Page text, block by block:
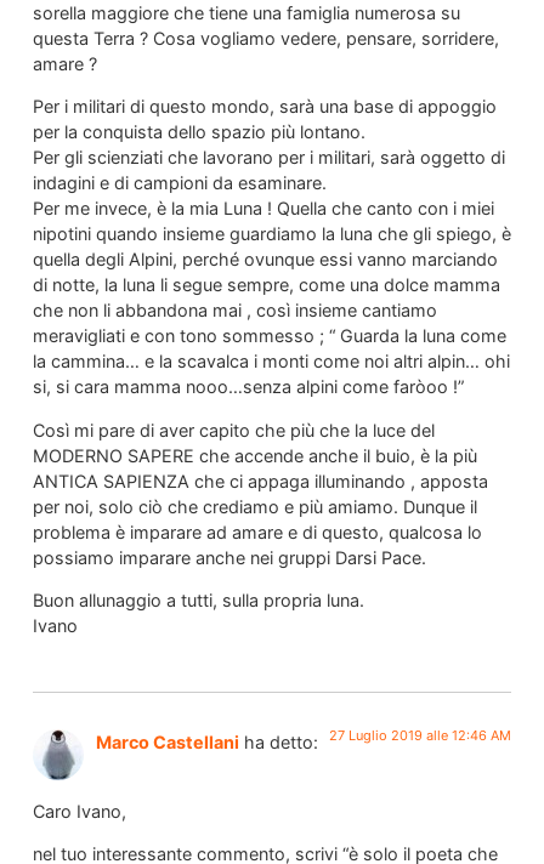
sorella maggiore che tiene una famiglia numerosa su
questa Terra ? Cosa vogliamo vedere, pensare, sorridere,
amare ?
Per i militari di questo mondo, sarà una base di appoggio
per la conquista dello spazio più lontano.
Per gli scienziati che lavorano per i militari, sarà oggetto di
indagini e di campioni da esaminare.
Per me invece, è la mia Luna ! Quella che canto con i miei
nipotini quando insieme guardiamo la luna che gli spiego, è
quella degli Alpini, perché ovunque essi vanno marciando
di notte, la luna li segue sempre, come una dolce mamma
che non li abbandona mai , così insieme cantiamo
meravigliati e con tono sommesso ; “ Guarda la luna come
la cammina… e la scavalca i monti come noi altri alpin… ohi
si, si cara mamma nooo…senza alpini come faròoo !”
Così mi pare di aver capito che più che la luce del
MODERNO SAPERE che accende anche il buio, è la più
ANTICA SAPIENZA che ci appaga illuminando , apposta
per noi, solo ciò che crediamo e più amiamo. Dunque il
problema è imparare ad amare e di questo, qualcosa lo
possiamo imparare anche nei gruppi Darsi Pace.
Buon allunaggio a tutti, sulla propria luna.
Ivano
Marco Castellani ha detto: 27 Luglio 2019 alle 12:46 AM
Caro Ivano,
nel tuo interessante commento, scrivi “è solo il poeta che